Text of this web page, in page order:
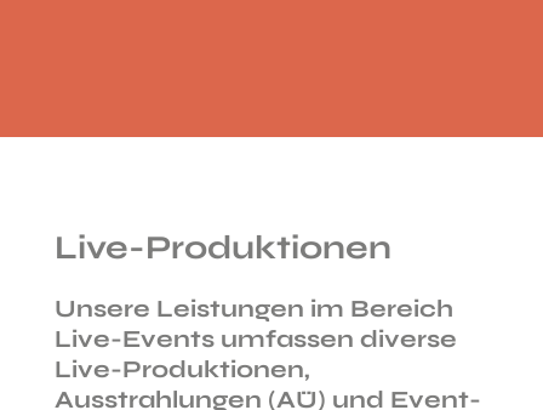
Live-Produktionen
Unsere Leistungen im Bereich
Live-Events umfassen diverse
Live-Produktionen,
Ausstrahlungen (AÜ) und Event-